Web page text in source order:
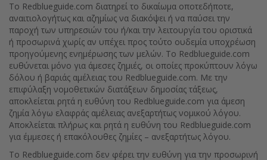
To Redblueguide.com διατηρεί το δικαίωμα οποτεδήποτε,
αναιτιολογήτως και αζημίως να διακόψει ή να παύσει την
παροχή των υπηρεσιών του ή/και την λειτουργία του οριστικά
ή προσωρινά χωρίς αν υπέχει προς τούτο ουδεμία υποχρέωση
προηγούμενης ενημέρωσης των μελών. Το Redblueguide.com
ευθύνεται μόνο για άμεσες ζημιές, οι οποίες προκύπτουν λόγω
δόλου ή βαριάς αμέλειας του Redblueguide.com. Με την
επιφύλαξη νομοθετικών διατάξεων δημοσίας τάξεως,
αποκλείεται ρητά η ευθύνη του Redblueguide.com για άμεση
ζημία λόγω ελαφράς αμέλειας ανεξαρτήτως νομικού λόγου.
Αποκλείεται πλήρως και ρητά η ευθύνη του Redblueguide.com
για έμμεσες ή επακόλουθες ζημίες – ανεξαρτήτως λόγου.
Το Redblueguide.com δεν φέρει την ευθύνη για την προσωρινή